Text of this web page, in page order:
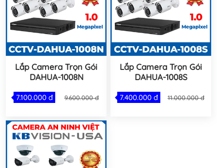
Lắp Camera Trọn Gói
DAHUA-1008N
7.100.000 đ 9.600.000 đ
Lắp Camera Trọn Gói
DAHUA-1008S
7.400.000 đ 11.000.000 đ